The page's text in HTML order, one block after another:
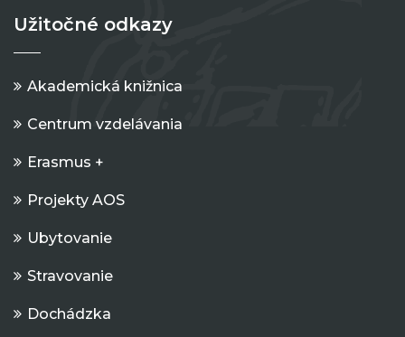
Užitočné odkazy
Akademická knižnica
Centrum vzdelávania
Erasmus +
Projekty AOS
Ubytovanie
Stravovanie
Dochádzka